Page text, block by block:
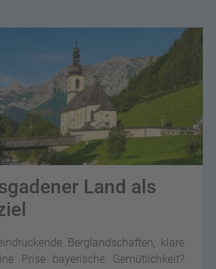
Land als
Berglandschaften, klare
Prise bayerische Gemütlichkeit?